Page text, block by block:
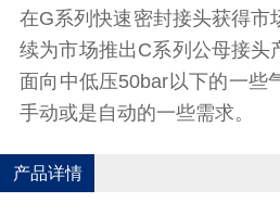
在G系列快速密封接头获得市
续为市场推出C系列公母接头
面向中低压50bar以下的一些
手动或是自动的一些需求。
产品详情